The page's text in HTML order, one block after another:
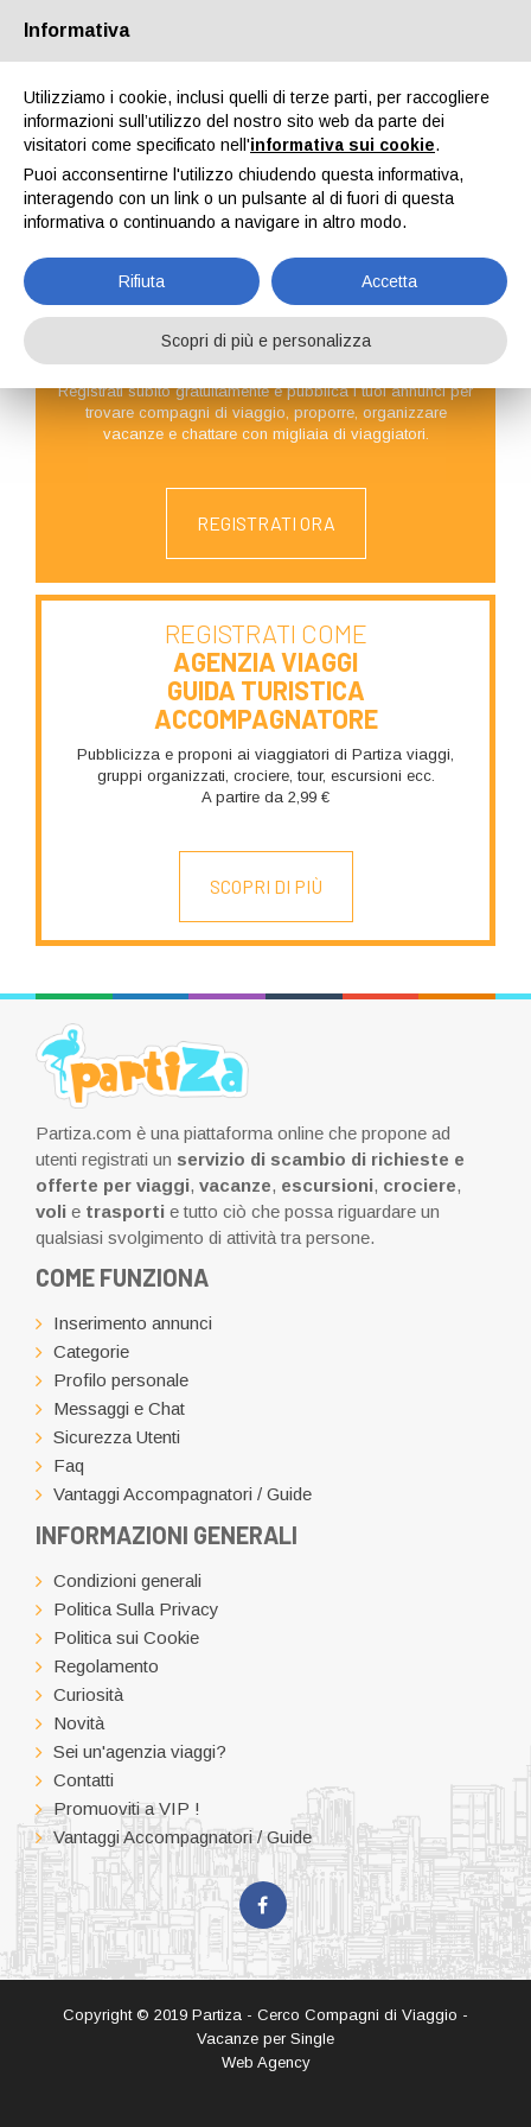
TUTTI GLI ANNUNCI PROPOSTE VIAGGI
CERCA TRA I
VIAGGIATORI
CERCA
REGISTRATI COME
VIAGGIATORE
Registrati subito gratuitamente e pubblica i tuoi annunci per
trovare compagni di viaggio, proporre, organizzare
vacanze e chattare con migliaia di viaggiatori.
REGISTRATI ORA
REGISTRATI COME
AGENZIA VIAGGI
GUIDA TURISTICA
ACCOMPAGNATORE
Pubblicizza e proponi ai viaggiatori di Partiza viaggi,
gruppi organizzati, crociere, tour, escursioni ecc.
A partire da 2,99 €
SCOPRI DI PIÙ
Partiza.com è una piattaforma online che propone ad
utenti registrati un servizio di scambio di richieste e
offerte per viaggi, vacanze, escursioni, crociere,
voli e trasporti e tutto ciò che possa riguardare un
qualsiasi svolgimento di attività tra persone.
COME FUNZIONA
Inserimento annunci
Categorie
Profilo personale
Messaggi e Chat
Sicurezza Utenti
Faq
Vantaggi Accompagnatori / Guide
INFORMAZIONI GENERALI
Condizioni generali
Politica Sulla Privacy
Politica sui Cookie
Regolamento
Curiosità
Novità
Sei un'agenzia viaggi?
Contatti
Promuoviti a VIP !
Vantaggi Accompagnatori / Guide
Copyright © 2019 Partiza - Cerco Compagni di Viaggio -
Vacanze per Single
Web Agency
Informativa
Utilizziamo i cookie, inclusi quelli di terze parti, per raccogliere
informazioni sull’utilizzo del nostro sito web da parte dei
visitatori come specificato nell'informativa sui cookie.
Puoi acconsentirne l'utilizzo chiudendo questa informativa,
interagendo con un link o un pulsante al di fuori di questa
informativa o continuando a navigare in altro modo.
Rifiuta Accetta
Scopri di più e personalizza